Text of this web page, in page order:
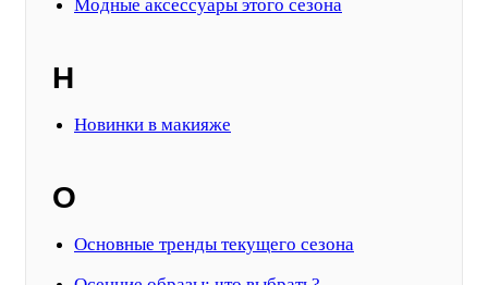
Модные аксессуары этого сезона
Н
Новинки в макияже
О
Основные тренды текущего сезона